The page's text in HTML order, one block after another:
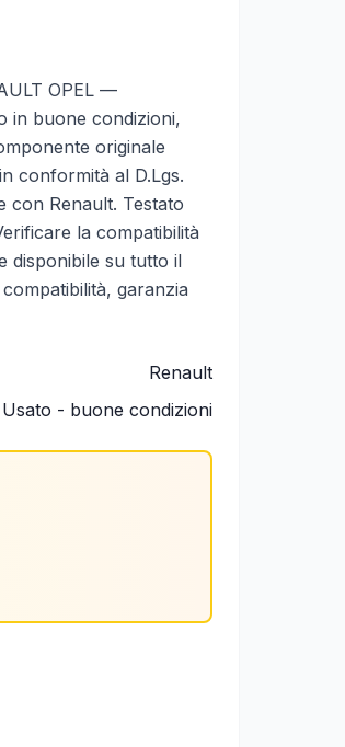
OPEL —
in buone condizioni,
originale
conformità al D.Lgs.
con Renault. Testato
la compatibilità
disponibile su tutto il
garanzia
Renault
Usato - buone condizioni